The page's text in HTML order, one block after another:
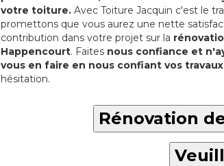
votre toiture. Avec Toiture Jacquin c'est le
promettons que vous aurez une nette
contribution dans votre projet sur la
Happencourt. Faites nous confiance et
vous en faire en nous confiant vos
hésitation.
Rénovation